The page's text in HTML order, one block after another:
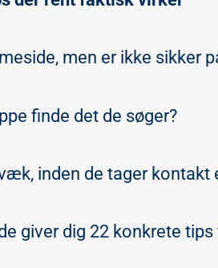
men er ikke sikker
finde det de søger?
inden de tager kontakt
giver dig 22 konkrete